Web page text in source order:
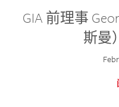
GIA 前理事
斯曼